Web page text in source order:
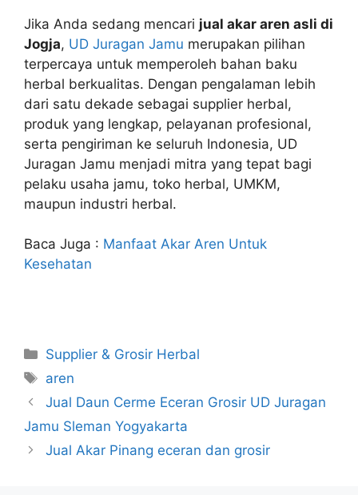
Jika Anda sedang mencari jual akar aren asli di
Jogja, UD Juragan Jamu merupakan pilihan
terpercaya untuk memperoleh bahan baku
herbal berkualitas. Dengan pengalaman lebih
dari satu dekade sebagai supplier herbal,
produk yang lengkap, pelayanan profesional,
serta pengiriman ke seluruh Indonesia, UD
Juragan Jamu menjadi mitra yang tepat bagi
pelaku usaha jamu, toko herbal, UMKM,
maupun industri herbal.
Baca Juga : Manfaat Akar Aren Untuk
Kesehatan
Kategori
Supplier & Grosir Herbal
Tag
aren
Jual Daun Cerme Eceran Grosir UD Juragan
Jamu Sleman Yogyakarta
Jual Akar Pinang eceran dan grosir